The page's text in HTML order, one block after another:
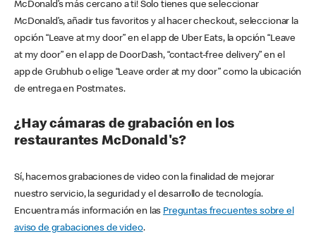
McDonald’s más cercano a ti! Solo tienes que seleccionar
McDonald’s, añadir tus favoritos y al hacer checkout, seleccionar la
opción “Leave at my door” en el app de Uber Eats, la opción “Leave
at my door” en el app de DoorDash, “contact-free delivery” en el
app de Grubhub o elige “Leave order at my door” como la ubicación
de entrega en Postmates.
¿Hay cámaras de grabación en los
restaurantes McDonald's?
Sí, hacemos grabaciones de video con la finalidad de mejorar
nuestro servicio, la seguridad y el desarrollo de tecnología.
Encuentra más información en las Preguntas frecuentes sobre el
aviso de grabaciones de video.